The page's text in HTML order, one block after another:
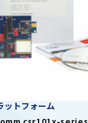
ットフォーム